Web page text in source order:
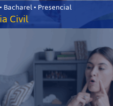
Bacharel • Presencial
Civil